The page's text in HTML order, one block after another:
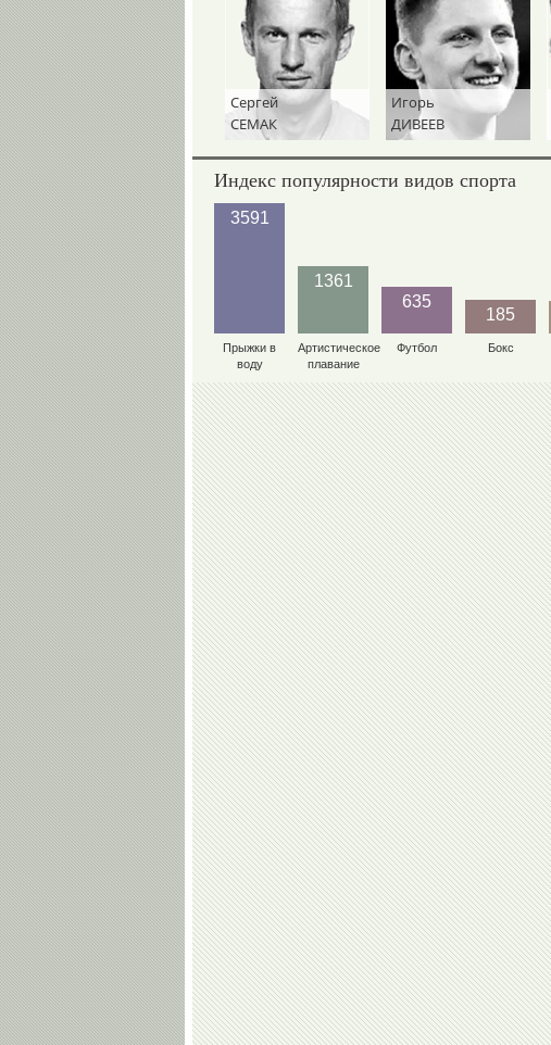
Сергей
СЕМАК
Игорь
ДИВЕЕВ
Индекс популярности видов спорта
3591
Прыжки в
воду
1361
Артистическое
плавание
635
Футбол
185
Бокс